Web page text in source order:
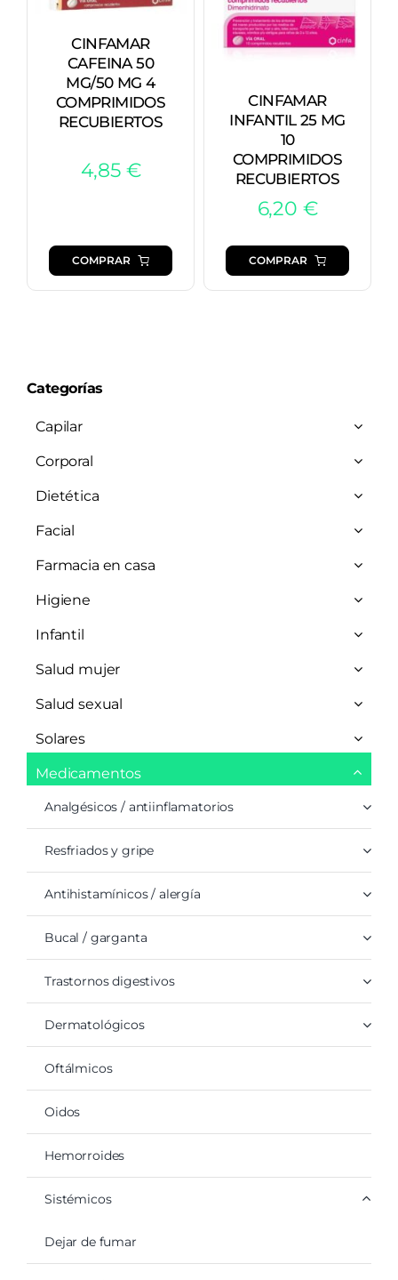
CINFAMAR
CAFEINA 50
MG/50 MG 4
COMPRIMIDOS
RECUBIERTOS
4,85 €
COMPRAR
CINFAMAR
INFANTIL 25 MG
10
COMPRIMIDOS
RECUBIERTOS
6,20 €
COMPRAR
Categorías
Capilar
Corporal
Dietética
Facial
Farmacia en casa
Higiene
Infantil
Salud mujer
Salud sexual
Solares
Medicamentos
Analgésicos / antiinflamatorios
Resfriados y gripe
Antihistamínicos / alergía
Bucal / garganta
Trastornos digestivos
Dermatológicos
Oftálmicos
Oidos
Hemorroides
Sistémicos
Dejar de fumar